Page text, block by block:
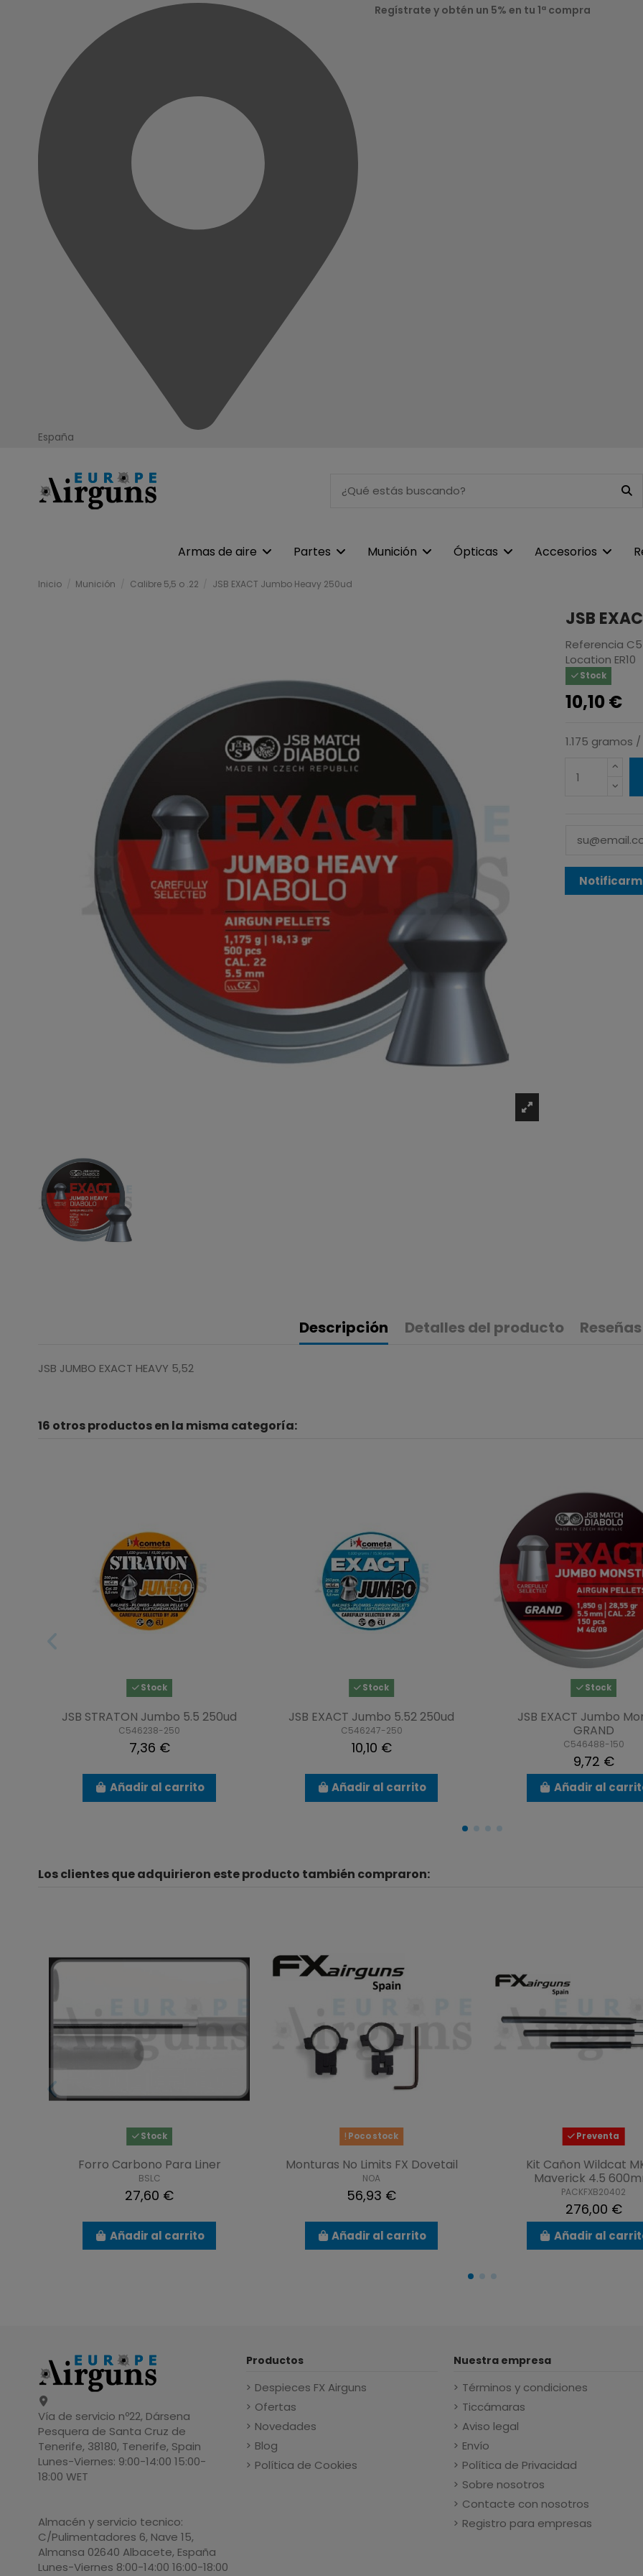
España
Regístrate y obtén un 5% en tu 1ª compra
Armas de aire Partes Munición Ópticas Accesorios
Inicio Munición Calibre 5,5 o .22 JSB EXACT Jumbo Heavy 250ud
JSB
Referencia
Location ER10
Stock
10,10 €
1.175 gramos
Descripción Detalles del producto Reseñas
JSB JUMBO EXACT HEAVY 5,52
16 otros productos en la misma categoría:
Stock
JSB STRATON Jumbo 5.5 250ud
C546238-250
7,36 €
Añadir al carrito
Stock
JSB EXACT Jumbo 5.52 250ud
C546247-250
10,10 €
Añadir al carrito
Stock
JSB EXACT Jumbo
GRAND
C546488-150
9,72 €
Añadir al
Los clientes que adquirieron este producto también compraron:
Stock
Forro Carbono Para Liner
BSLC
27,60 €
Añadir al carrito
Poco stock
Monturas No Limits FX Dovetail
NOA
56,93 €
Añadir al carrito
Preventa
Kit Cañon Wildcat
Maverick 4.5
PACKFXB20402
276,00 €
Añadir al
Vía de servicio nº22, Dársena
Pesquera de Santa Cruz de
Tenerife, 38180, Tenerife, Spain
Lunes-Viernes: 9:00-14:00 15:00-
18:00 WET
Almacén y servicio tecnico:
C/Pulimentadores 6, Nave 15,
Almansa 02640 Albacete, España
Lunes-Viernes 8:00-14:00 16:00-18:00
Productos
Despieces FX Airguns
Ofertas
Novedades
Blog
Política de Cookies
Nuestra empresa
Términos y condiciones
Ticcámaras
Aviso legal
Envío
Política de Privacidad
Sobre nosotros
Contacte con nosotros
Registro para empresas